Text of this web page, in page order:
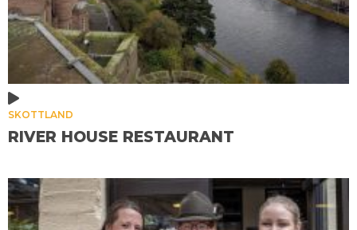
SKOTTLAND
RIVER HOUSE RESTAURANT